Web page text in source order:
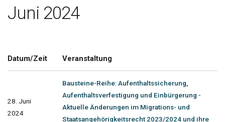
Juni 2024
Datum/Zeit Veranstaltung
28. Juni
2024
Bausteine-Reihe: Aufenthaltssicherung,
Aufenthaltsverfestigung und Einbürgerung -
Aktuelle Änderungen im Migrations- und
Staatsangehörigkeitsrecht 2023/2024 und ihre